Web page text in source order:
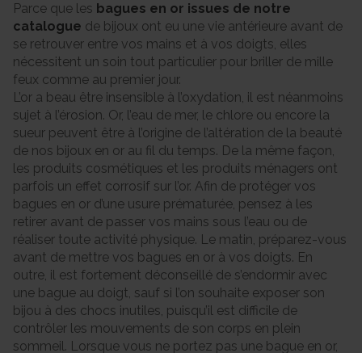
Parce que les bagues en or issues de notre
catalogue de bijoux ont eu une vie antérieure avant de
se retrouver entre vos mains et à vos doigts, elles
nécessitent un soin tout particulier pour briller de mille
feux comme au premier jour.
L’or a beau être insensible à l’oxydation, il est néanmoins
sujet à l’érosion. Or, l’eau de mer, le chlore ou encore la
sueur peuvent être à l’origine de l’altération de la beauté
de nos bijoux en or au fil du temps. De la même façon,
les produits cosmétiques et les produits ménagers ont
parfois un effet corrosif sur l’or. Afin de protéger vos
bagues en or d’une usure prématurée, pensez à les
retirer avant de passer vos mains sous l’eau ou de
réaliser toute activité physique. Le matin, préparez-vous
avant de mettre vos bagues en or à vos doigts. En
outre, il est fortement déconseillé de s’endormir avec
une bague au doigt, sauf si l’on souhaite exposer son
bijou à des chocs inutiles, puisqu’il est difficile de
contrôler les mouvements de son corps en plein
sommeil. Lorsque vous ne portez pas une bague en or,